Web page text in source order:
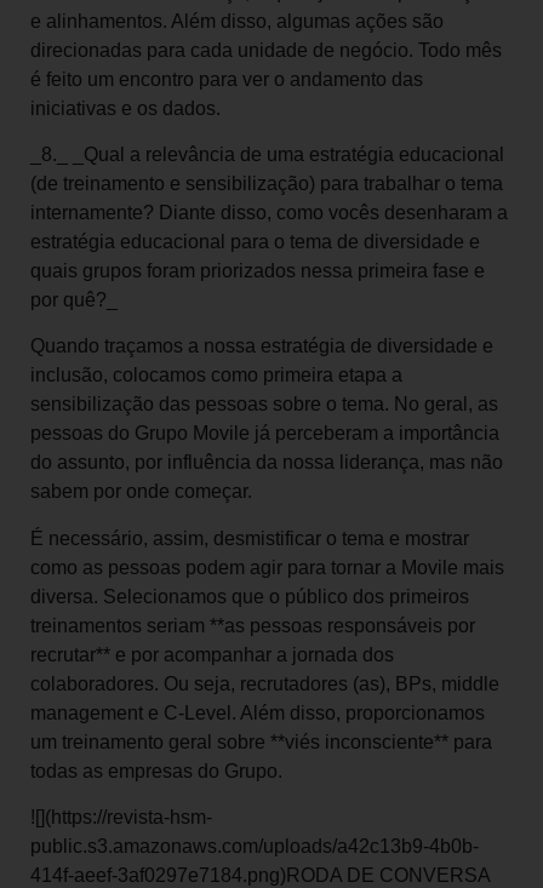
e alinhamentos. Além disso, algumas ações são
direcionadas para cada unidade de negócio. Todo mês
é feito um encontro para ver o andamento das
iniciativas e os dados.
_8._ _Qual a relevância de uma estratégia educacional
(de treinamento e sensibilização) para trabalhar o tema
internamente? Diante disso, como vocês desenharam a
estratégia educacional para o tema de diversidade e
quais grupos foram priorizados nessa primeira fase e
por quê?_
Quando traçamos a nossa estratégia de diversidade e
inclusão, colocamos como primeira etapa a
sensibilização das pessoas sobre o tema. No geral, as
pessoas do Grupo Movile já perceberam a importância
do assunto, por influência da nossa liderança, mas não
sabem por onde começar.
É necessário, assim, desmistificar o tema e mostrar
como as pessoas podem agir para tornar a Movile mais
diversa. Selecionamos que o público dos primeiros
treinamentos seriam **as pessoas responsáveis por
recrutar** e por acompanhar a jornada dos
colaboradores. Ou seja, recrutadores (as), BPs, middle
management e C-Level. Além disso, proporcionamos
um treinamento geral sobre **viés inconsciente** para
todas as empresas do Grupo.
![](https://revista-hsm-
public.s3.amazonaws.com/uploads/a42c13b9-4b0b-
414f-aeef-3af0297e7184.png)RODA DE CONVERSA